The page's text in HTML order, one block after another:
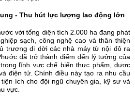
- Thu hút lực lượng lao động lớn
với tổng diện tích 2.000 ha đang phát
sạch, công nghệ cao và thân thiện
trương di dời các nhà máy từ nội đô ra
đã trở thành điểm đến lý tưởng của
lĩnh vực chế biến thực phẩm, dược
điện tử. Chính điều này tạo ra nhu cầu
ích cho đội ngũ chuyên gia, kỹ sư và
vực.